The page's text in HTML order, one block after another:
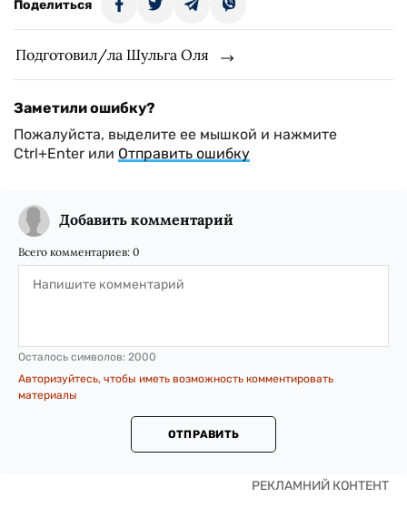
Поделиться
Подготовил/ла Шульга Оля
Заметили ошибку?
Пожалуйста, выделите ее мышкой и нажмите
Ctrl+Enter или Отправить ошибку
Добавить комментарий
Всего комментариев: 0
Осталось символов: 2000
Авторизуйтесь, чтобы иметь возможность комментировать
материалы
ОТПРАВИТЬ